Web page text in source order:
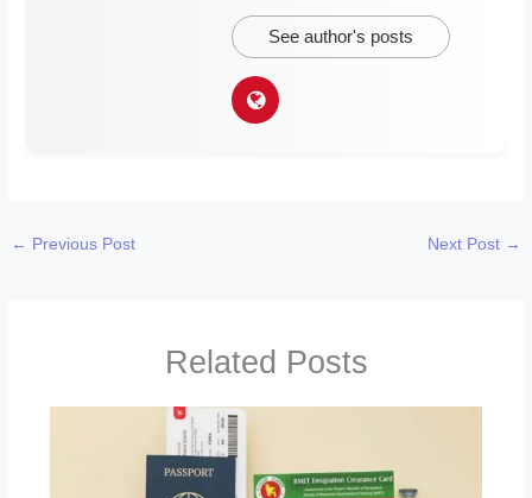
See author's posts
← Previous Post Next Post →
Related Posts